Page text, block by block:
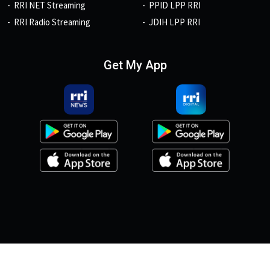
RRI NET Streaming
RRI Radio Streaming
PPID LPP RRI
JDIH LPP RRI
Get My App